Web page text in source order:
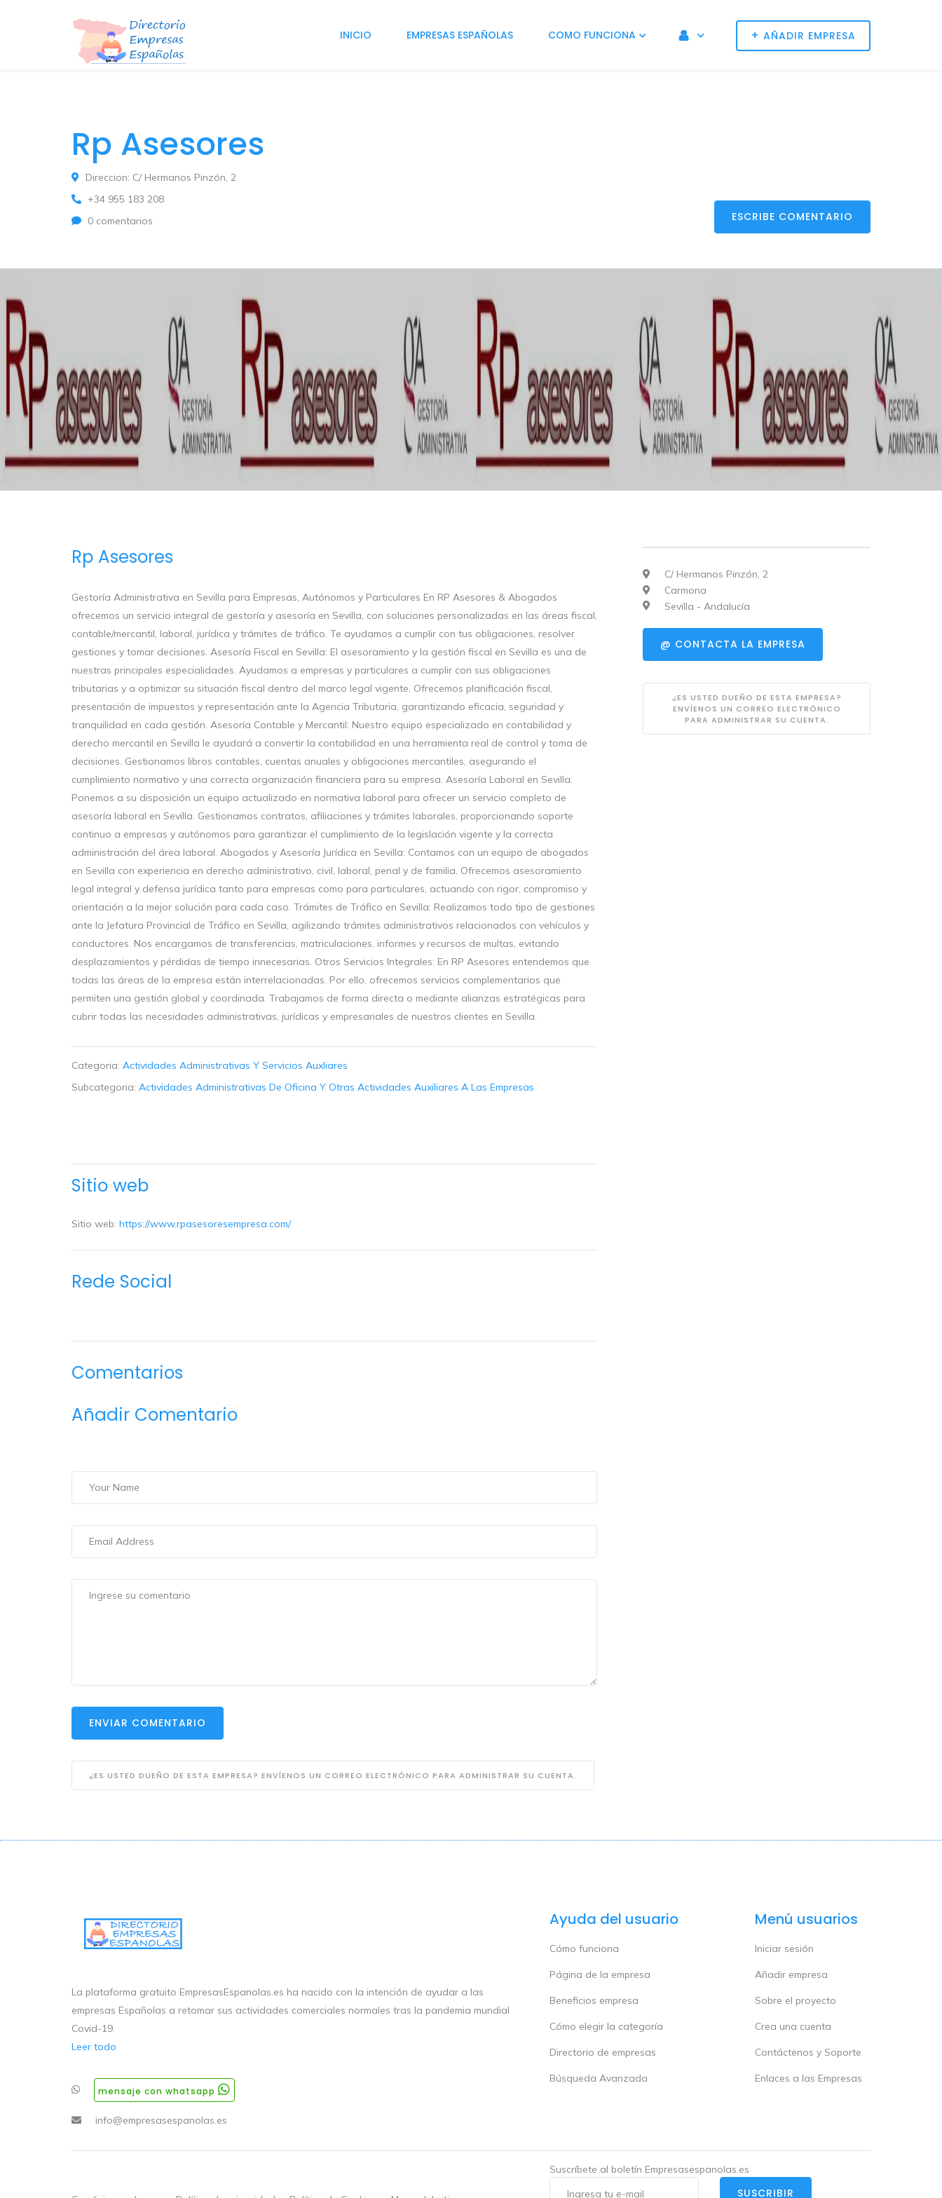
+ AÑADIR EMPRESA
INICIO EMPRESAS ESPAÑOLAS COMO FUNCIONA
Rp Asesores
Direccion: C/ Hermanos Pinzón, 2
+34 955 183 208
0 comentarios
ESCRIBE COMENTARIO
Rp Asesores
Gestoría Administrativa en Sevilla para Empresas, Autónomos y Particulares En RP Asesores & Abogados
ofrecemos un servicio integral de gestoría y asesoría en Sevilla, con soluciones personalizadas en las áreas fiscal,
contable/mercantil, laboral, jurídica y trámites de tráfico. Te ayudamos a cumplir con tus obligaciones, resolver
gestiones y tomar decisiones. Asesoría Fiscal en Sevilla: El asesoramiento y la gestión fiscal en Sevilla es una de
nuestras principales especialidades. Ayudamos a empresas y particulares a cumplir con sus obligaciones
tributarias y a optimizar su situación fiscal dentro del marco legal vigente. Ofrecemos planificación fiscal,
presentación de impuestos y representación ante la Agencia Tributaria, garantizando eficacia, seguridad y
tranquilidad en cada gestión. Asesoría Contable y Mercantil: Nuestro equipo especializado en contabilidad y
derecho mercantil en Sevilla le ayudará a convertir la contabilidad en una herramienta real de control y toma de
decisiones. Gestionamos libros contables, cuentas anuales y obligaciones mercantiles, asegurando el
cumplimiento normativo y una correcta organización financiera para su empresa. Asesoría Laboral en Sevilla:
Ponemos a su disposición un equipo actualizado en normativa laboral para ofrecer un servicio completo de
asesoría laboral en Sevilla. Gestionamos contratos, afiliaciones y trámites laborales, proporcionando soporte
continuo a empresas y autónomos para garantizar el cumplimiento de la legislación vigente y la correcta
administración del área laboral. Abogados y Asesoría Jurídica en Sevilla: Contamos con un equipo de abogados
en Sevilla con experiencia en derecho administrativo, civil, laboral, penal y de familia. Ofrecemos asesoramiento
legal integral y defensa jurídica tanto para empresas como para particulares, actuando con rigor, compromiso y
orientación a la mejor solución para cada caso. Trámites de Tráfico en Sevilla: Realizamos todo tipo de gestiones
ante la Jefatura Provincial de Tráfico en Sevilla, agilizando trámites administrativos relacionados con vehículos y
conductores. Nos encargamos de transferencias, matriculaciones, informes y recursos de multas, evitando
desplazamientos y pérdidas de tiempo innecesarias. Otros Servicios Integrales: En RP Asesores entendemos que
todas las áreas de la empresa están interrelacionadas. Por ello, ofrecemos servicios complementarios que
permiten una gestión global y coordinada. Trabajamos de forma directa o mediante alianzas estratégicas para
cubrir todas las necesidades administrativas, jurídicas y empresariales de nuestros clientes en Sevilla.
Categoria: Actividades Administrativas Y Servicios Auxliares
Subcategoria: Actividades Administrativas De Oficina Y Otras Actividades Auxiliares A Las Empresas
Sitio web
Sitio web: https://www.rpasesoresempresa.com/
Rede Social
Comentarios
Añadir Comentario
ENVIAR COMENTARIO
¿ES USTED DUEÑO DE ESTA EMPRESA? ENVÍENOS UN CORREO ELECTRÓNICO PARA ADMINISTRAR SU CUENTA.
C/ Hermanos Pinzón, 2
Carmona
Sevilla - Andalucía
@ CONTACTA LA EMPRESA
¿ES USTED DUEÑO DE ESTA EMPRESA?
ENVÍENOS UN CORREO ELECTRÓNICO
PARA ADMINISTRAR SU CUENTA.
La plataforma gratuito EmpresasEspanolas.es ha nacido con la intención de ayudar a las
empresas Españolas a retomar sus actividades comerciales normales tras la pandemia mundial
Covid-19.
Leer todo
mensaje con whatsapp
info@empresasespanolas.es
Ayuda del usuario
Cómo funciona
Página de la empresa
Beneficios empresa
Cómo elegir la categoría
Directorio de empresas
Búsqueda Avanzada
Menú usuarios
Iniciar sesión
Añadir empresa
Sobre el proyecto
Crea una cuenta
Contáctenos y Soporte
Enlaces a las Empresas
Suscríbete al boletín Empresasespanolas.es
SUSCRIBIR